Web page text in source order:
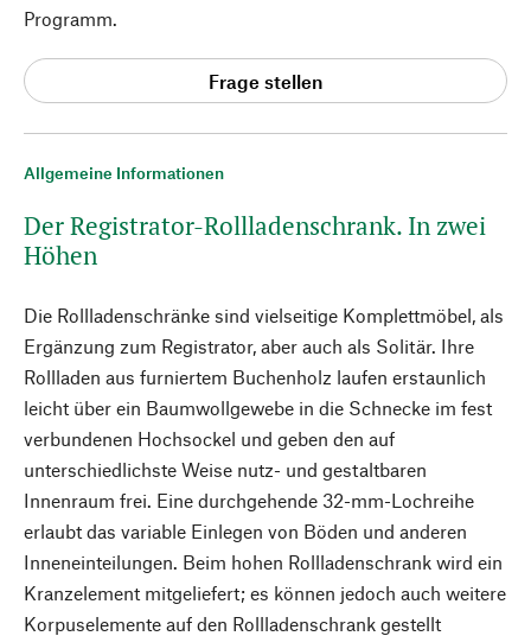
Allgemeine Informationen
Der Registrator-Rollladenschrank. In zwei
Höhen
Die Rollladenschränke sind vielseitige Komplettmöbel, als
Ergänzung zum Registrator, aber auch als Solitär. Ihre
Rollladen aus furniertem Buchenholz laufen erstaunlich
leicht über ein Baumwollgewebe in die Schnecke im fest
verbundenen Hochsockel und geben den auf
unterschiedlichste Weise nutz- und gestaltbaren
Innenraum frei. Eine durchgehende 32-mm-Lochreihe
erlaubt das variable Einlegen von Böden und anderen
Inneneinteilungen. Beim hohen Rollladenschrank wird ein
Kranzelement mitgeliefert; es können jedoch auch weitere
Korpuselemente auf den Rollladenschrank gestellt
Programm.
Frage stellen